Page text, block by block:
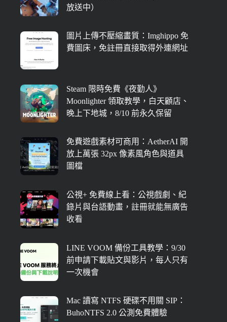
放送中）
圖片上傳不壓縮畫質：Imghippo 免
費圖床，免註冊直接取得外連網址
Steam 限時免費《夜勤人》
Moonlighter 領取教學，白天顧店、
晚上下地城，8/10 前永久保留
免費遊戲素材可商用：AetherAI 開
放上萬張 32px 像素風角色與道具
圖檔
公視+ 免費線上看：公視戲劇、紀
錄片與台語動畫，註冊就能無廣告
收看
LINE VOOM 備份工具教學：9/30
前申請下載貼文與影片，每人只有
一次機會
Mac 讀寫 NTFS 硬碟不用關 SIP：
BuhoNTFS 2.0 公測免費體驗